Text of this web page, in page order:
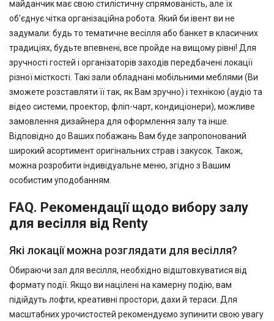
майданчик має свою стилістичну спрямованість, але їх
об'єднує чітка організаційна робота. Який би івент ви не
задумали: будь то тематичне весілля або банкет в класичних
традиціях, будьте впевнені, все пройде на вищому рівні! Для
зручності гостей і організаторів заходів передбачені локації
різної місткості. Такі зали обладнані мобільними меблями (Ви
зможете розставляти її так, як Вам зручно) і технікою (аудіо та
відео системи, проектор, фліп-чарт, кондиціонери), можливе
замовлення дизайнера для оформлення залу та інше.
Відповідно до Ваших побажань Вам буде запропонований
широкий асортимент оригінальних страв і закусок. Також,
можна розробити індивідуальне меню, згідно з Вашим
особистим уподобанням.
FAQ. Рекомендації щодо вибору залу
для весілля від Renty
Які локації можна розглядати для весілля?
Обираючи зал для весілля, необхідно відштовхуватися від
формату події. Якщо ви націлені на камерну подію, вам
підійдуть лофти, креативні простори, дахи й тераси. Для
масштабних урочистостей рекомендуємо зупинити свою увагу